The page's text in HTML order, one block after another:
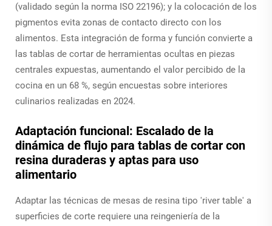
(validado según la norma ISO 22196); y la colocación de los
pigmentos evita zonas de contacto directo con los
alimentos. Esta integración de forma y función convierte a
las tablas de cortar de herramientas ocultas en piezas
centrales expuestas, aumentando el valor percibido de la
cocina en un 68 %, según encuestas sobre interiores
culinarios realizadas en 2024.
Adaptación funcional: Escalado de la
dinámica de flujo para tablas de cortar con
resina duraderas y aptas para uso
alimentario
Adaptar las técnicas de mesas de resina tipo 'river table' a
superficies de corte requiere una reingeniería de la